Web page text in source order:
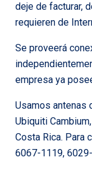
deje de facturar,
requieren de
Se proveerá
empresa ya
Usamos antenas
Ubiquiti
Costa Rica. Para
6067-1119,